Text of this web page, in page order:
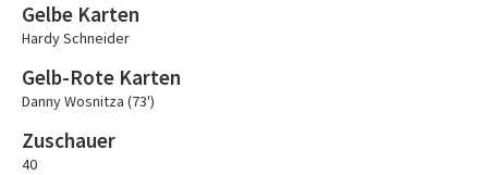
Gelbe Karten
Hardy Schneider
Gelb-Rote Karten
Danny Wosnitza (73')
Zuschauer
40